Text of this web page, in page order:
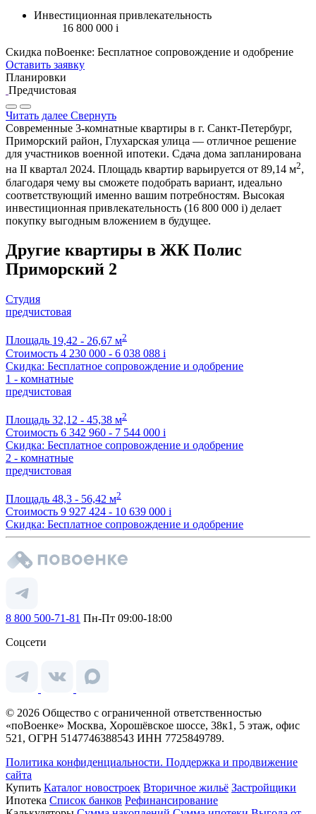
Инвестиционная привлекательность
16 800 000 i
Скидка поВоенке: Бесплатное сопровождение и одобрение
Оставить заявку
Планировки
Предчистовая
Читать далее Свернуть
Современные 3-комнатные квартиры в г. Санкт-Петербург,
Приморский район, Глухарская улица — отличное решение
для участников военной ипотеки. Сдача дома запланирована
на II квартал 2024. Площадь квартир варьируется от 89,14 м2,
благодаря чему вы сможете подобрать вариант, идеально
соответствующий именно вашим потребностям. Высокая
инвестиционная привлекательность (16 800 000 i) делает
покупку выгодным вложением в будущее.
Другие квартиры в ЖК Полис
Приморский 2
Студия
предчистовая
Площадь 19,42 - 26,67 м2
Стоимость 4 230 000 - 6 038 088 i
Скидка: Бесплатное сопровождение и одобрение
1 - комнатные
предчистовая
Площадь 32,12 - 45,38 м2
Стоимость 6 342 960 - 7 544 000 i
Скидка: Бесплатное сопровождение и одобрение
2 - комнатные
предчистовая
Площадь 48,3 - 56,42 м2
Стоимость 9 927 424 - 10 639 000 i
Скидка: Бесплатное сопровождение и одобрение
8 800 500-71-81 Пн-Пт 09:00-18:00
Соцсети
© 2026 Общество с ограниченной ответственностью
«поВоенке» Москва, Хорошёвское шоссе, 38к1, 5 этаж, офис
521, ОГРН 5147746388543 ИНН 7725849789.
Политика конфиденциальности. Поддержка и продвижение
сайта
Купить Каталог новостроек Вторичное жильё Застройщики
Ипотека Список банков Рефинансирование